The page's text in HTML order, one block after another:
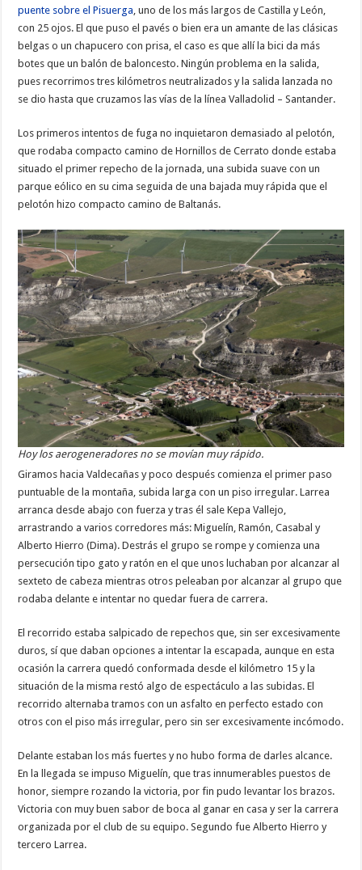
puente sobre el Pisuerga, uno de los más largos de Castilla y León,
con 25 ojos. El que puso el pavés o bien era un amante de las clásicas
belgas o un chapucero con prisa, el caso es que allí la bici da más
botes que un balón de baloncesto. Ningún problema en la salida,
pues recorrimos tres kilómetros neutralizados y la salida lanzada no
se dio hasta que cruzamos las vías de la línea Valladolid – Santander.
Los primeros intentos de fuga no inquietaron demasiado al pelotón,
que rodaba compacto camino de Hornillos de Cerrato donde estaba
situado el primer repecho de la jornada, una subida suave con un
parque eólico en su cima seguida de una bajada muy rápida que el
pelotón hizo compacto camino de Baltanás.
Hoy los aerogeneradores no se movían muy rápido.
Giramos hacia Valdecañas y poco después comienza el primer paso
puntuable de la montaña, subida larga con un piso irregular. Larrea
arranca desde abajo con fuerza y tras él sale Kepa Vallejo,
arrastrando a varios corredores más: Miguelín, Ramón, Casabal y
Alberto Hierro (Dima). Destrás el grupo se rompe y comienza una
persecución tipo gato y ratón en el que unos luchaban por alcanzar al
sexteto de cabeza mientras otros peleaban por alcanzar al grupo que
rodaba delante e intentar no quedar fuera de carrera.
El recorrido estaba salpicado de repechos que, sin ser excesivamente
duros, sí que daban opciones a intentar la escapada, aunque en esta
ocasión la carrera quedó conformada desde el kilómetro 15 y la
situación de la misma restó algo de espectáculo a las subidas. El
recorrido alternaba tramos con un asfalto en perfecto estado con
otros con el piso más irregular, pero sin ser excesivamente incómodo.
Delante estaban los más fuertes y no hubo forma de darles alcance.
En la llegada se impuso Miguelín, que tras innumerables puestos de
honor, siempre rozando la victoria, por fin pudo levantar los brazos.
Victoria con muy buen sabor de boca al ganar en casa y ser la carrera
organizada por el club de su equipo. Segundo fue Alberto Hierro y
tercero Larrea.